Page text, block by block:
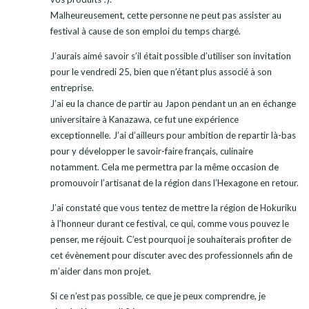
Malheureusement, cette personne ne peut pas assister au
festival à cause de son emploi du temps chargé.
J’aurais aimé savoir s’il était possible d’utiliser son invitation
pour le vendredi 25, bien que n’étant plus associé à son
entreprise.
J’ai eu la chance de partir au Japon pendant un an en échange
universitaire à Kanazawa, ce fut une expérience
exceptionnelle. J’ai d’ailleurs pour ambition de repartir là-bas
pour y développer le savoir-faire français, culinaire
notamment. Cela me permettra par la même occasion de
promouvoir l’artisanat de la région dans l’Hexagone en retour.
J’ai constaté que vous tentez de mettre la région de Hokuriku
à l’honneur durant ce festival, ce qui, comme vous pouvez le
penser, me réjouit. C’est pourquoi je souhaiterais profiter de
cet évènement pour discuter avec des professionnels afin de
m’aider dans mon projet.
Si ce n’est pas possible, ce que je peux comprendre, je